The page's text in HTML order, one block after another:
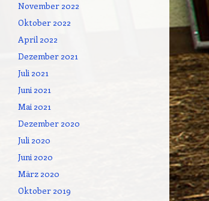
November 2022
Oktober 2022
April 2022
Dezember 2021
Juli 2021
Juni 2021
Mai 2021
Dezember 2020
Juli 2020
Juni 2020
März 2020
Oktober 2019